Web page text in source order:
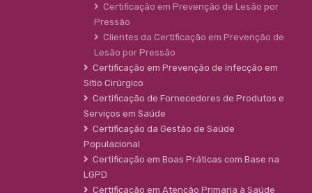
Certificação em Prevenção de Lesão por
Pressão
Clientes da Certificação em Prevenção de
Lesão por Pressão
Certificação em Prevenção de infecção em
Sítio Cirúrgico
Certificação de Fornecedores de Produtos e
Serviços em Saúde
Certificação da Gestão de Saúde
Populacional
Certificação em Boas Práticas com Base na
LGPD
Certificação em Atenção Primaria à Saúde